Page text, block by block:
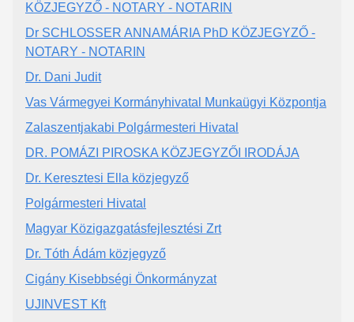
KÖZJEGYZŐ - NOTARY - NOTARIN
Dr SCHLOSSER ANNAMÁRIA PhD KÖZJEGYZŐ -
NOTARY - NOTARIN
Dr. Dani Judit
Vas Vármegyei Kormányhivatal Munkaügyi Központja
Zalaszentjakabi Polgármesteri Hivatal
DR. POMÁZI PIROSKA KÖZJEGYZŐI IRODÁJA
Dr. Keresztesi Ella közjegyző
Polgármesteri Hivatal
Magyar Közigazgatásfejlesztési Zrt
Dr. Tóth Ádám közjegyző
Cigány Kisebbségi Önkormányzat
UJINVEST Kft